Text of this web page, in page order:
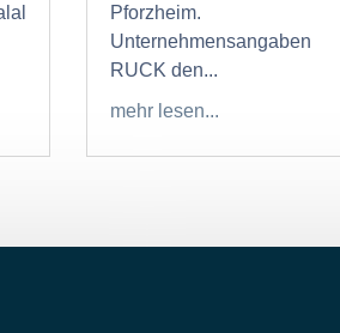
Pforzheim.
Unternehmensangaben
RUCK den...
mehr lesen...